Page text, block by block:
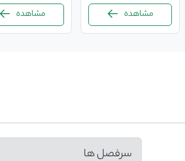
مشاهده مشاهده
سرفصل ها